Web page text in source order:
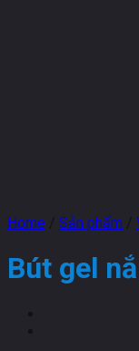
Home / Sản phẩm /
Bút gel